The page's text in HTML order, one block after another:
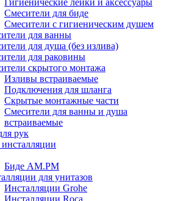
Гигиенические лейки и аксессуары
Смесители для биде
Смесители с гигиеническим душем
для ванны
для душа (без излива)
для раковины
скрытого монтажа
Изливы встраиваемые
Подключения для шланга
Скрытые монтажные части
Смесители для ванны и душа
встраиваемые
рук
Биде AM.PM
для унитазов
Инсталляции Grohe